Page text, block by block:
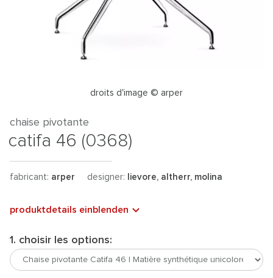
droits d'image © arper
chaise pivotante
catifa 46 (0368)
fabricant: arper designer: lievore, altherr, molina
produktdetails einblenden
1. choisir les options: